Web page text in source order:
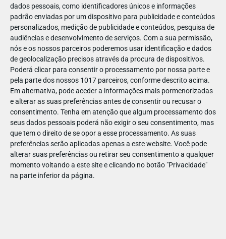
dados pessoais, como identificadores únicos e informações
padrão enviadas por um dispositivo para publicidade e conteúdos
personalizados, medição de publicidade e conteúdos, pesquisa de
audiências e desenvolvimento de serviços. Com a sua permissão,
nós e os nossos parceiros poderemos usar identificação e dados
de geolocalização precisos através da procura de dispositivos.
Poderá clicar para consentir o processamento por nossa parte e
pela parte dos nossos 1017 parceiros, conforme descrito acima.
Em alternativa, pode aceder a informações mais pormenorizadas
e alterar as suas preferências antes de consentir ou recusar o
consentimento. Tenha em atenção que algum processamento dos
seus dados pessoais poderá não exigir o seu consentimento, mas
que tem o direito de se opor a esse processamento. As suas
preferências serão aplicadas apenas a este website. Você pode
alterar suas preferências ou retirar seu consentimento a qualquer
momento voltando a este site e clicando no botão "Privacidade"
na parte inferior da página.
22
642771418787157